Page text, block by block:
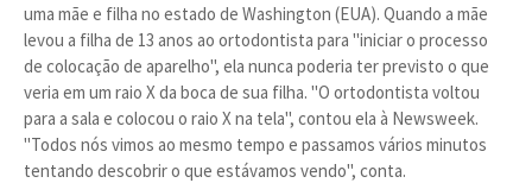
uma mãe e filha no estado de Washington (EUA). Quando a mãe
levou a filha de 13 anos ao ortodontista para "iniciar o processo
de colocação de aparelho", ela nunca poderia ter previsto o que
veria em um raio X da boca de sua filha. "O ortodontista voltou
para a sala e colocou o raio X na tela", contou ela à Newsweek.
"Todos nós vimos ao mesmo tempo e passamos vários minutos
tentando descobrir o que estávamos vendo", conta.